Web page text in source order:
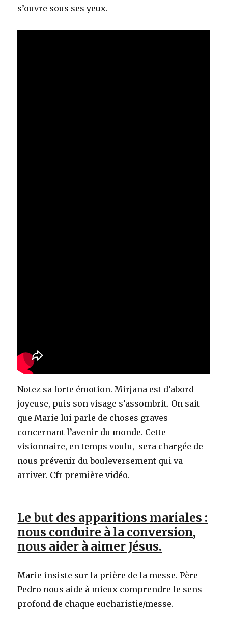
s’ouvre sous ses yeux.
Notez sa forte émotion. Mirjana est d’abord
joyeuse, puis son visage s’assombrit. On sait
que Marie lui parle de choses graves
concernant l’avenir du monde. Cette
visionnaire, en temps voulu, sera chargée de
nous prévenir du bouleversement qui va
arriver. Cfr première vidéo.
Le but des apparitions mariales :
nous conduire à la conversion,
nous aider à aimer Jésus.
Marie insiste sur la prière de la messe. Père
Pedro nous aide à mieux comprendre le sens
profond de chaque eucharistie/messe.